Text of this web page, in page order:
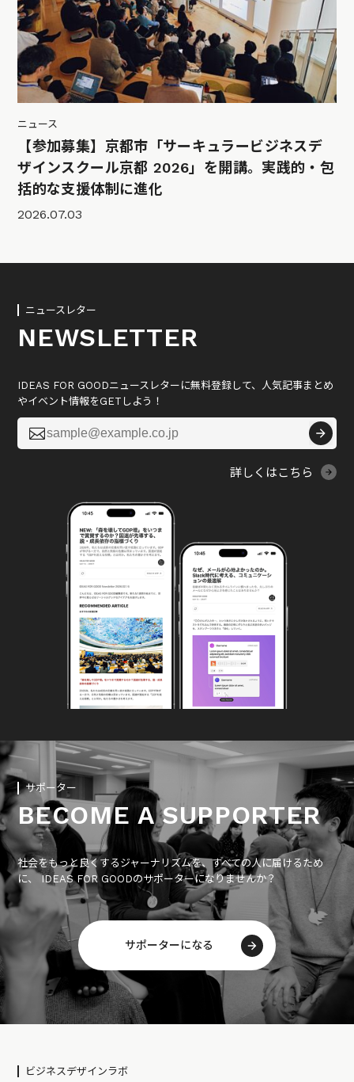
ニュース
【参加募集】京都市「サーキュラービジネスデ
ザインスクール京都 2026」を開講。実践的・包
括的な支援体制に進化
2026.07.03
ニュースレター
NEWSLETTER
IDEAS FOR GOODニュースレターに無料登録して、人気記事まとめ
やイベント情報をGETしよう！

詳しくはこちら
サポーター
BECOME A SUPPORTER
社会をもっと良くするジャーナリズムを、すべての人に届けるため
に、 IDEAS FOR GOODのサポーターになりませんか？
サポーターになる
ビジネスデザインラボ